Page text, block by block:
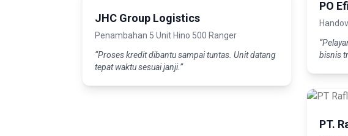
JHC Group Logistics
Penambahan 5 Unit Hino 500 Ranger
“Proses kredit dibantu sampai tuntas. Unit datang
tepat waktu sesuai janji.”
PO
bisnis
PT.